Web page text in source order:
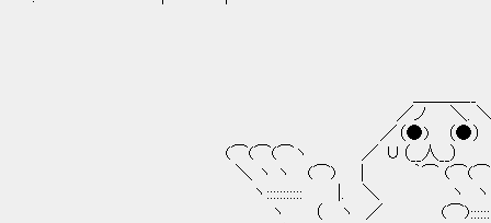
／ノ ＼. ＼ い…いや、で
／（●) （●）
(⌒(⌒(⌒ヽ ／ ∪（__人__） ＼ 何が
＼ ヽ ヽ (⌒) | ｀⌒ (⌒(⌒(⌒
ヽ::::::::::: |. ＼ ヽ ヽ ヽ | 急
ヽ （ ヽ ／